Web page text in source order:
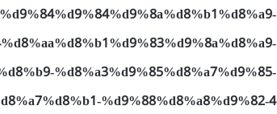
%d8%a3%d9%85%d8%a7%d9%85-
%d9%88%d8%a8%d9%82-4/